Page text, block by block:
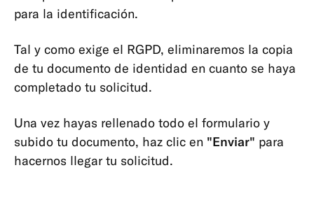
para la identificación.
Tal y como exige el RGPD, eliminaremos la copia
de tu documento de identidad en cuanto se haya
completado tu solicitud.
Una vez hayas rellenado todo el formulario y
subido tu documento, haz clic en "Enviar" para
hacernos llegar tu solicitud.